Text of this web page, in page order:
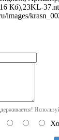
Кб),23KL-
images/